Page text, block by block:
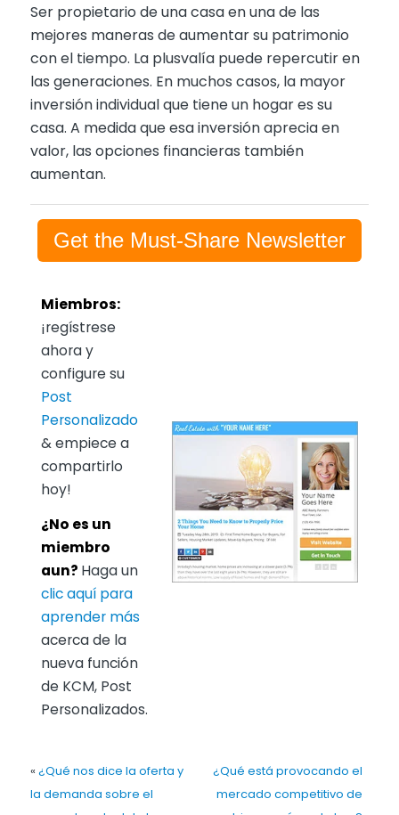
Ser propietario de una casa en una de las
mejores maneras de aumentar su patrimonio
con el tiempo. La plusvalía puede repercutir en
las generaciones. En muchos casos, la mayor
inversión individual que tiene un hogar es su
casa. A medida que esa inversión aprecia en
valor, las opciones financieras también
aumentan.
Get the Must-Share Newsletter
Miembros:
¡regístrese
ahora y
configure su
Post
Personalizado
& empiece a
compartirlo
hoy!
¿No es un
miembro
aun? Haga un
clic aquí para
aprender más
acerca de la
nueva función
de KCM, Post
Personalizados.
« ¿Qué nos dice la oferta y
la demanda sobre el
¿Qué está provocando el
mercado competitivo de